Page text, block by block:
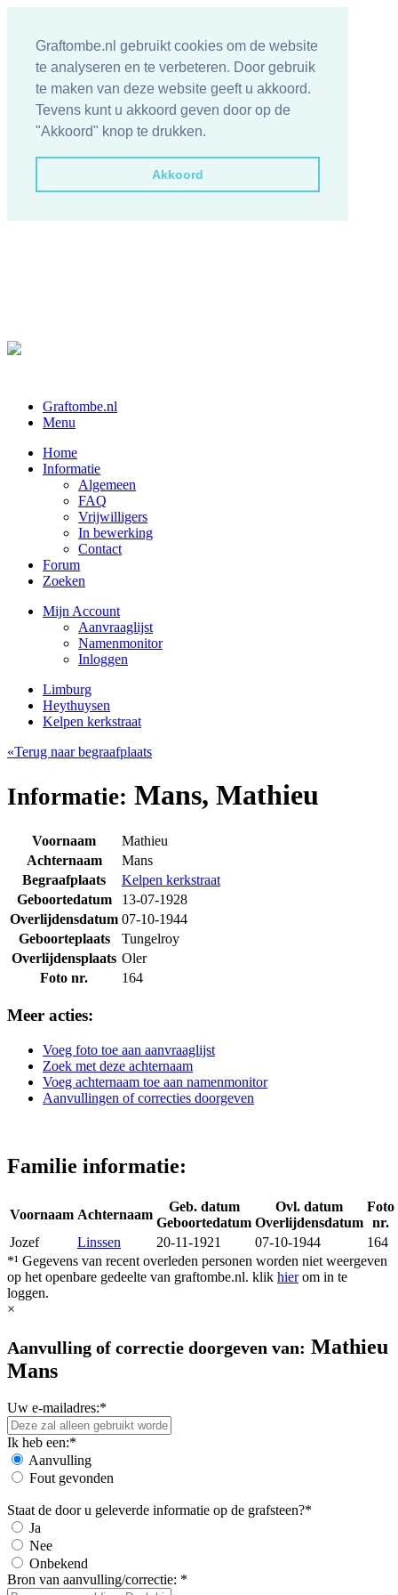
Graftombe.nl gebruikt cookies om de website
te analyseren en te verbeteren. Door gebruik
te maken van deze website geeft u akkoord.
Tevens kunt u akkoord geven door op de
"Akkoord" knop te drukken.
Akkoord
Graftombe.nl
Menu
Home
Informatie
Algemeen
FAQ
Vrijwilligers
In bewerking
Contact
Forum
Zoeken
Mijn Account
Aanvraaglijst
Namenmonitor
Inloggen
Limburg
Heythuysen
Kelpen kerkstraat
«Terug naar begraafplaats
Informatie: Mans, Mathieu
Voornaam
Mathieu
Achternaam
Mans
Begraafplaats
Kelpen kerkstraat
Geboortedatum
13-07-1928
Overlijdensdatum 07-10-1944
Geboorteplaats
Tungelroy
Overlijdensplaats Oler
Foto nr.
164
Meer acties:
Voeg foto toe aan aanvraaglijst
Zoek met deze achternaam
Voeg achternaam toe aan namenmonitor
Aanvullingen of correcties doorgeven
Familie informatie:
Voornaam Achternaam
Geb. datum
Geboortedatum
Ovl. datum
Overlijdensdatum
Foto
nr.
Jozef
Linssen 20-11-1921 07-10-1944
164
*¹ Gegevens van recent overleden personen worden niet weergeven
op het openbare gedeelte van graftombe.nl. klik hierom in te
loggen.
×
Aanvulling of correctie doorgeven van: Mathieu
Mans
Uw e-mailadres:*
Ik heb een:*
Aanvulling
Fout gevonden
Staat de door u geleverde informatie op de grafsteen?*
Ja
Nee
Onbekend
Bron van aanvulling/correctie: *